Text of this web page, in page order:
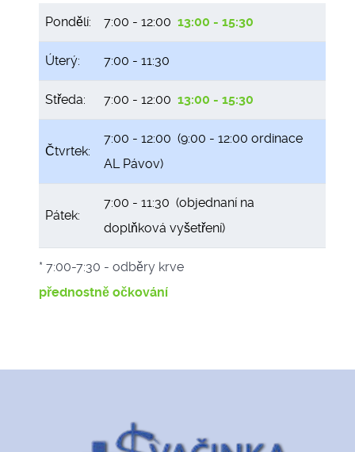
Pondělí: 7:00 - 12:00 13:00 - 15:30
Úterý: 7:00 - 11:30
Středa: 7:00 - 12:00 13:00 - 15:30
Čtvrtek:
7:00 - 12:00 (9:00 - 12:00 ordinace
AL Pávov)
Pátek:
7:00 - 11:30 (objednaní na
doplňková vyšetření)
* 7:00-7:30 - odběry krve
přednostně očkování